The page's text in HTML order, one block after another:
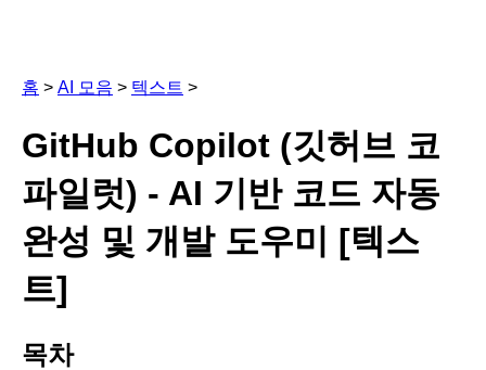
홈 > AI 모음 > 텍스트 >
GitHub Copilot (깃허브 코
파일럿) - AI 기반 코드 자동
완성 및 개발 도우미 [텍스
트]
목차